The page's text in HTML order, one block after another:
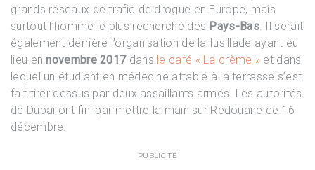
grands réseaux de trafic de drogue en Europe, mais
surtout l’homme le plus recherché des Pays-Bas. Il serait
également derrière l’organisation de la fusillade ayant eu
lieu ennovembre 2017dans le café « La crème » et dans
lequel un étudiant en médecine attablé à la terrasse s’est
fait tirer dessus par deux assaillants armés. Les autorités
de Dubaï ont fini par mettre la main sur Redouane ce 16
décembre.
PUBLICITÉ